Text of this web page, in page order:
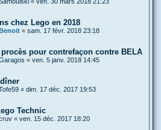
chez Lego en 2018
« sam. 17 févr. 2018 23:18
pour contrefaçon contre BELA
« ven. 5 janv. 2018 14:45
« dim. 17 déc. 2017 19:53
Technic
« ven. 15 déc. 2017 18:20